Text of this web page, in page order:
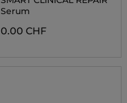
Serum
0.00 CHF